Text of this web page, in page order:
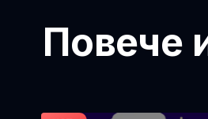
Повече